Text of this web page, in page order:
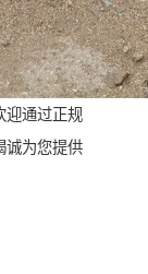
迎通过正规
诚为您提供